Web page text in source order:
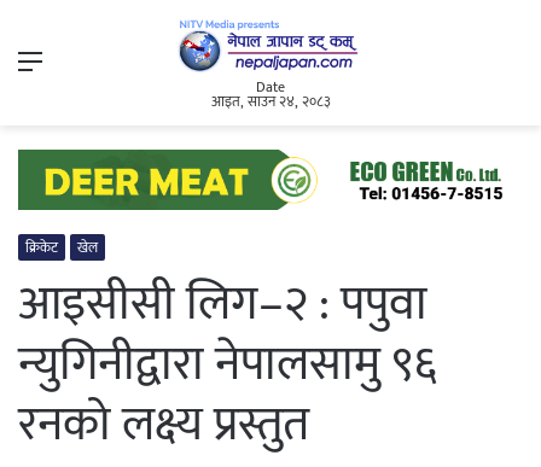
Menu
Date
आइत, साउन २४, २०८३
क्रिकेट खेल
आइसीसी लिग–२ : पपुवा
न्युगिनीद्वारा नेपालसामु ९६
रनको लक्ष्य प्रस्तुत